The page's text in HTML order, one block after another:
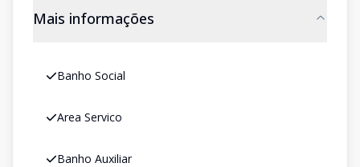
Mais informações
Banho Social
Area Servico
Banho Auxiliar